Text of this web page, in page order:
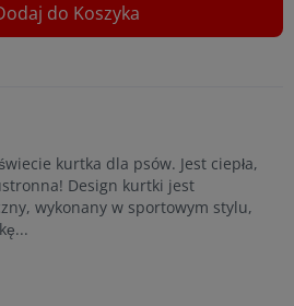
do Koszyka
kurtka dla psów. Jest ciepła,
Design kurtki jest
wykonany w sportowym stylu,